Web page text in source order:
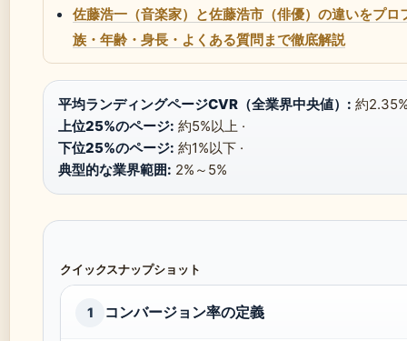
佐藤浩一（音楽家）と佐藤浩市（俳優）の違いをプロ
族・年齢・身長・よくある質問まで徹底解説
平均ランディングページCVR（全業界中央値）: 約
上位25%のページ: 約5%以上 ·
下位25%のページ: 約1%以下 ·
典型的な業界範囲: 2%～5%
クイックスナップショット
1 コンバージョン率の定義